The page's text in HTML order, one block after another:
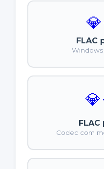
💎
FLAC
💎
FLAC
Codec com